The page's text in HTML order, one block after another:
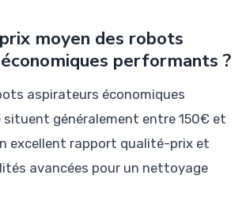
moyen des robots
performants ?
aspirateurs économiques
généralement entre 150€ et
excellent rapport qualité-prix et
avancées pour un nettoyage